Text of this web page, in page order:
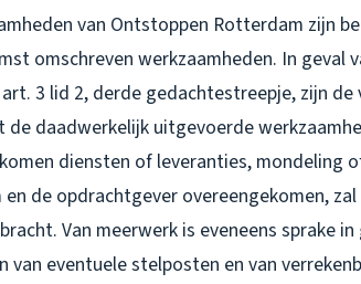
van Ontstoppen Rotterdam zijn
omschreven werkzaamheden. In geval
3 lid 2, derde gedachtestreepje, zijn
daadwerkelijk uitgevoerde
diensten of leveranties, mondeling
de opdrachtgever overeengekomen,
Van meerwerk is eveneens sprake
van eventuele stelposten en van